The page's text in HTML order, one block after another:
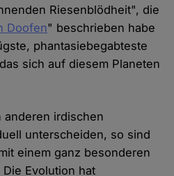
Riesenblödheit", die
Doofen" beschrieben habe
phantasiebegabteste
sich auf diesem Planeten
irdischen
unterscheiden, so sind
einem ganz besonderen
Evolution hat